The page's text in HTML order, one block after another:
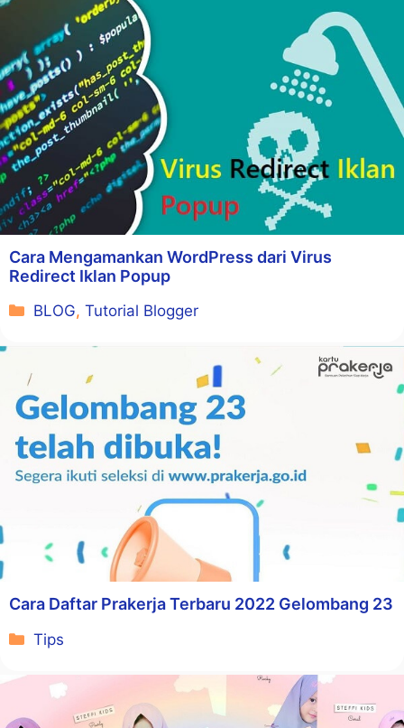
Cara Mengamankan WordPress dari Virus
Redirect Iklan Popup
Kategori
BLOG,Tutorial Blogger
Cara Daftar Prakerja Terbaru 2022 Gelombang 23
Kategori
Tips